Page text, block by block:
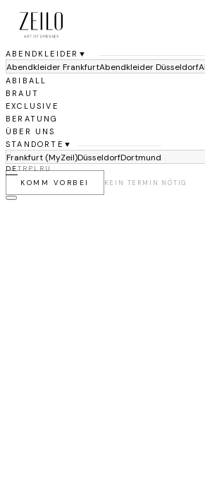
ABENDKLEIDER ▼
Abendkleider FrankfurtAbendkleider Düsseldorf
ABIBALL
BRAUT
EXCLUSIVE
BERATUNG
ÜBER UNS
STANDORTE ▼
Frankfurt (MyZeil)DüsseldorfDortmund
DETRPLRU
KOMM VORBEI
KEIN TERMIN NÖTIG